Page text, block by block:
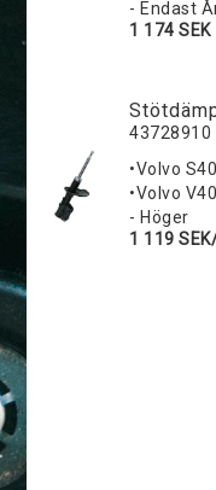
- Endast
1 174 SEK
43728910
•Volvo
•Volvo
- Höger
1 119